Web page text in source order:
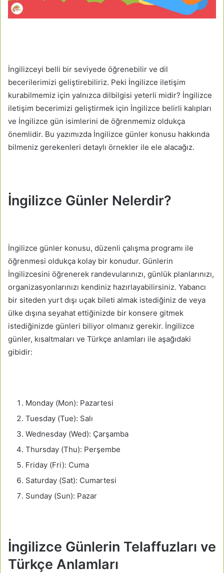
İngilizceyi belli bir seviyede öğrenebilir ve dil
becerilerimizi geliştirebiliriz. Peki İngilizce iletişim
kurabilmemiz için yalnızca dilbilgisi yeterli midir? İngilizce
iletişim becerimizi geliştirmek için İngilizce belirli kalıpları
ve İngilizce gün isimlerini de öğrenmemiz oldukça
önemlidir. Bu yazımızda İngilizce günler konusu hakkında
bilmeniz gerekenleri detaylı örnekler ile ele alacağız.
İngilizce Günler Nelerdir?
İngilizce günler konusu, düzenli çalışma programı ile
öğrenmesi oldukça kolay bir konudur. Günlerin
İngilizcesini öğrenerek randevularınızı, günlük planlarınızı,
organizasyonlarınızı kendiniz hazırlayabilirsiniz. Yabancı
bir siteden yurt dışı uçak bileti almak istediğiniz de veya
ülke dışına seyahat ettiğinizde bir konsere gitmek
istediğinizde günleri biliyor olmanız gerekir. İngilizce
günler, kısaltmaları ve Türkçe anlamları ile aşağıdaki
gibidir:
Monday (Mon): Pazartesi
Tuesday (Tue): Salı
Wednesday (Wed): Çarşamba
Thursday (Thu): Perşembe
Friday (Fri): Cuma
Saturday (Sat): Cumartesi
Sunday (Sun): Pazar
İngilizce Günlerin Telaffuzları ve
Türkçe Anlamları